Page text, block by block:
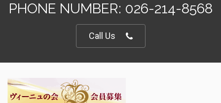
PHONE NUMBER: 026-214-8568
Call Us